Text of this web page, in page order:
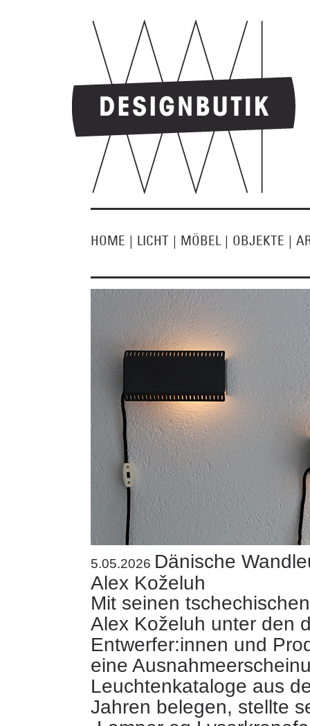
HOME | LICHT | MÖBEL | OBJEKTE |
5.05.2026 Dänische
Alex Koželuh
Mit seinen
Alex Koželuh unter den
Entwerfer:innen und
eine
Leuchtenkataloge aus
Jahren belegen, stellte